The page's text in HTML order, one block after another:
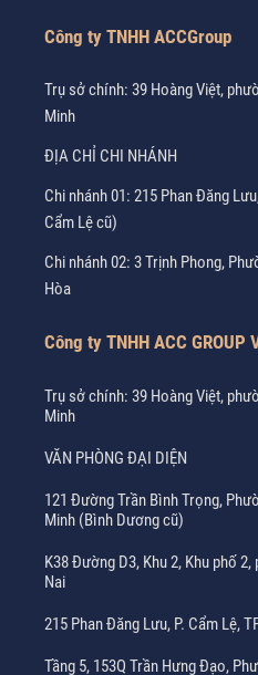
Công ty TNHH ACCGroup
Trụ sở chính: 39 Hoàng Việt,
Minh
ĐỊA CHỈ CHI NHÁNH
Chi nhánh 01: 215 Phan Đăng
Cẩm Lệ cũ)
Chi nhánh 02: 3 Trịnh Phong,
Hòa
Công ty TNHH ACC GROUP
Trụ sở chính: 39 Hoàng Việt,
Minh
VĂN PHÒNG ĐẠI DIỆN
121 Đường Trần Bình Trọng,
Minh (Bình Dương cũ)
K38 Đường D3, Khu 2, Khu phố
Nai
215 Phan Đăng Lưu, P. Cẩm Lệ,
Tầng 5, 153Q Trần Hưng Đạo,